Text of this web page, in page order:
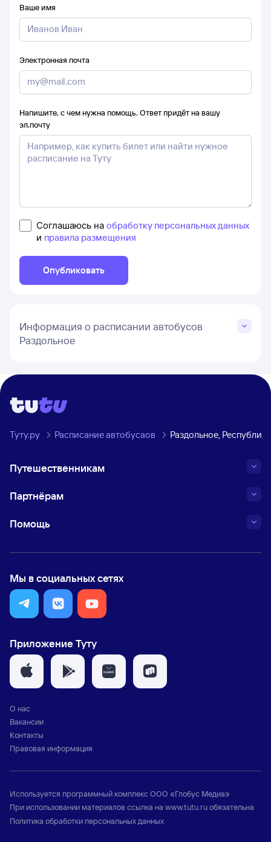
Ваше имя
Электронная почта
Напишите, с чем нужна помощь. Ответ придёт на вашу
эл.почту
Соглашаюсь на обработку персональных данных
и правила размещения
Опубликовать
Информация о расписании автобусов
Раздольное
Туту.ру Расписание автобусаов Раздольное,
Путешественникам
Партнёрам
Помощь
Мы в социальных сетях
Приложение Туту
О нас
Вакансии
Контакты
Правовая информация
Используется программный комплексООО «Глобус Медиа»
При использовании материалов ссылка на www.tutu.ruобязательна
Политика обработки персональных данных